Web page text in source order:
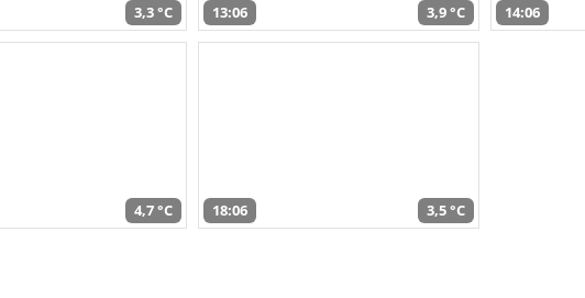
3,3 °C 13:06 3,9 °C 14:06
4,7 °C 18:06 3,5 °C